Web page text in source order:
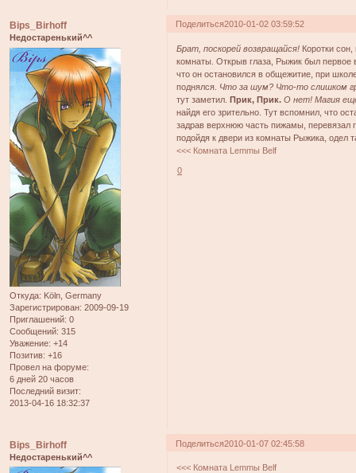
Поделиться2010-01-02 03:59:52
Bips_Birhoff
Недостаренький^^
Откуда: Köln, Germany
Зарегистрирован: 2009-09-19
Приглашений: 0
Сообщений: 315
Уважение: +14
Позитив: +16
Провел на форуме:
6 дней 20 часов
Последний визит:
2013-04-16 18:32:37
Брат, поскорей возвращайся! Коротки
комнаты. Открыв глаза, Рыжик был первое
что он остановился в общежитие, при
поднялся. Что за шум? Что-то слишком
тут заметил.Прик, Прик. О нет! Магия
найдя его зрительно. Тут вспомнил, что
задрав верхнюю часть пижамы,
подойдя к двери из комнаты Рыжика, одел
<<< Комната Lemmы Belf
0
Поделиться2010-01-07 02:45:58
Bips_Birhoff
Недостаренький^^
<<< Комната Lemmы Belf